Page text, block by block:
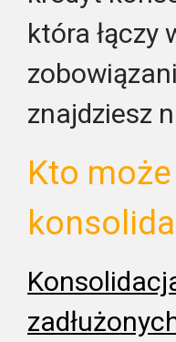
która łączy
znajdziesz
Kto